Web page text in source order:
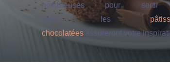
nombreuses pour
table. les
chocolatées assureront votre